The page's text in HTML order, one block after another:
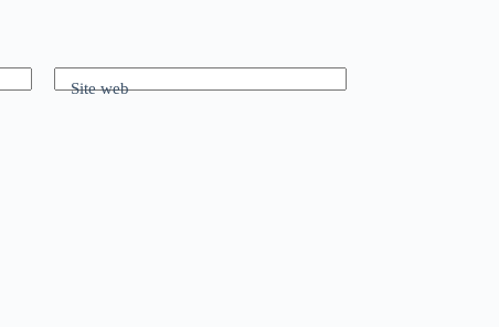
Site web